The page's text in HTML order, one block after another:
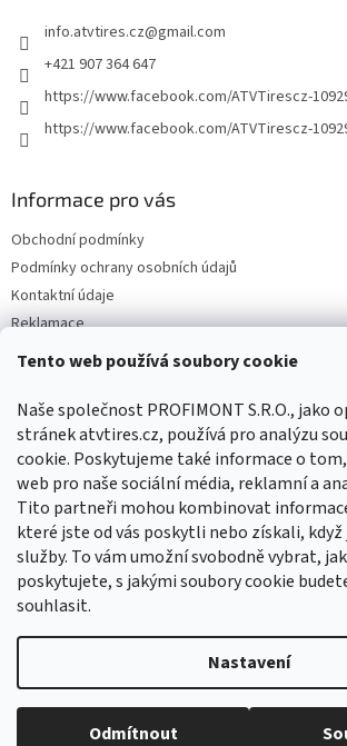
Tento web používá soubory cookie
Naše společnost PROFIMONT S.R.O., jako
stránek atvtires.cz, používá pro analýzu
cookie. Poskytujeme také informace o
web pro naše sociální média, reklamní a
Tito partneři mohou kombinovat
které jste od vás poskytli nebo získali,
služby. To vám umožní svobodně vybrat,
poskytujete, s jakými soubory cookie
souhlasit.
Nastavení
Odmítnout
info.atvtires.cz@gmail.com
+421 907 364 647
https://www.facebook.com/ATVTirescz-
https://www.facebook.com/ATVTirescz-
Informace pro vás
Obchodní podmínky
Podmínky ochrany osobních údajů
Kontaktní údaje
Reklamace
Facebook
Copyright 2026ATVTIRES.CZ. Všechna práva